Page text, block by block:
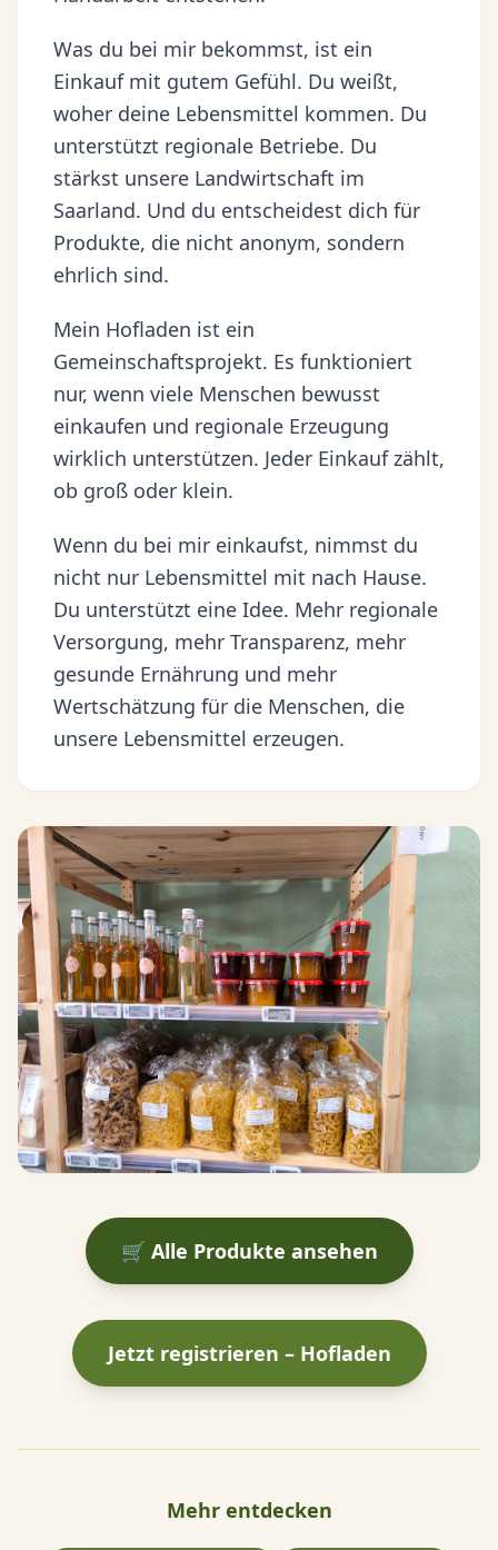
Was du bei mir bekommst, ist ein
Einkauf mit gutem Gefühl. Du weißt,
woher deine Lebensmittel kommen. Du
unterstützt regionale Betriebe. Du
stärkst unsere Landwirtschaft im
Saarland. Und du entscheidest dich für
Produkte, die nicht anonym, sondern
ehrlich sind.
Mein Hofladen ist ein
Gemeinschaftsprojekt. Es funktioniert
nur, wenn viele Menschen bewusst
einkaufen und regionale Erzeugung
wirklich unterstützen. Jeder Einkauf zählt,
ob groß oder klein.
Wenn du bei mir einkaufst, nimmst du
nicht nur Lebensmittel mit nach Hause.
Du unterstützt eine Idee. Mehr regionale
Versorgung, mehr Transparenz, mehr
gesunde Ernährung und mehr
Wertschätzung für die Menschen, die
unsere Lebensmittel erzeugen.
🛒 Alle Produkte ansehen
Jetzt registrieren – Hofladen
Mehr entdecken